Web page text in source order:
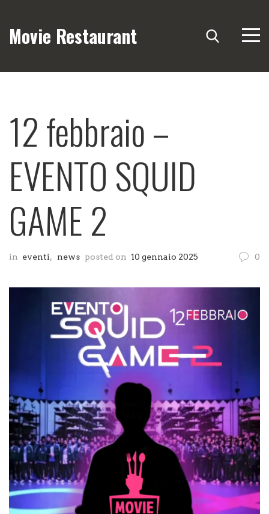
Movie Restaurant
12 febbraio –
EVENTO SQUID
GAME 2
in eventi, news posted on 10 gennaio 2025 0